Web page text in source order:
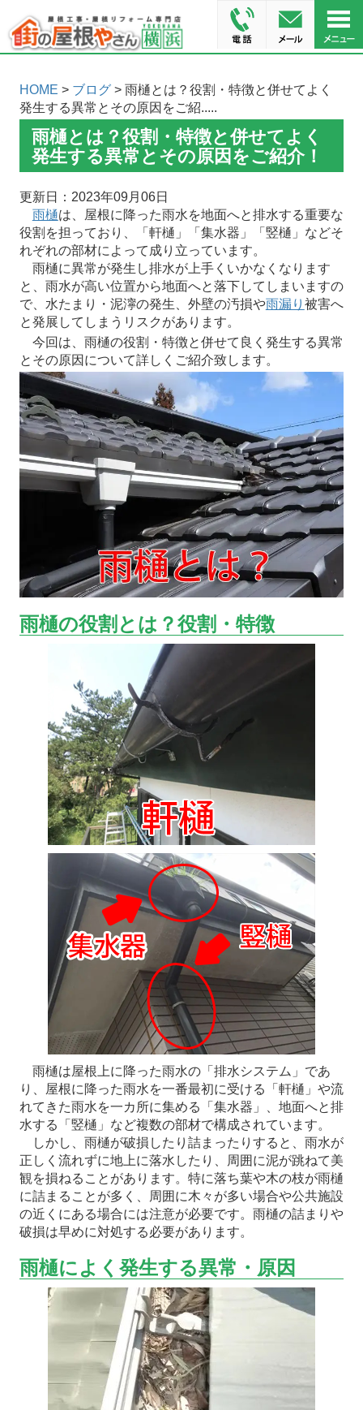
HOME > ブログ> 雨樋とは？役割・特徴と併せてよく
発生する異常とその原因をご紹.....
雨樋とは？役割・特徴と併せてよく
発生する異常とその原因をご紹介！
更新日：2023年09月06日
雨樋は、屋根に降った雨水を地面へと排水する重要な
役割を担っており、「軒樋」「集水器」「竪樋」などそ
れぞれの部材によって成り立っています。
雨樋に異常が発生し排水が上手くいかなくなります
と、雨水が高い位置から地面へと落下してしまいますの
で、水たまり・泥濘の発生、外壁の汚損や雨漏り 被害へ
と発展してしまうリスクがあります。
今回は、雨樋の役割・特徴と併せて良く発生する異常
とその原因について詳しくご紹介致します。
雨樋の役割とは？役割・特徴
雨樋は屋根上に降った雨水の「排水システム」であ
り、屋根に降った雨水を一番最初に受ける「軒樋」や流
れてきた雨水を一カ所に集める「集水器」、地面へと排
水する「竪樋」など複数の部材で構成されています。
しかし、雨樋が破損したり詰まったりすると、雨水が
正しく流れずに地上に落水したり、周囲に泥が跳ねて美
観を損ねることがあります。特に落ち葉や木の枝が雨樋
に詰まることが多く、周囲に木々が多い場合や公共施設
の近くにある場合には注意が必要です。雨樋の詰まりや
破損は早めに対処する必要があります。
雨樋によく発生する異常・原因